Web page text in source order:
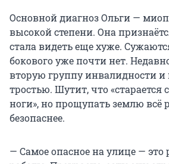
Основной диагноз Ольги —
высокой степени. Она
стала видеть еще хуже.
бокового уже почти нет.
вторую группу инвалидности и
тростью. Шутит, что «старается
ноги», но прощупать землю всё
безопаснее.
— Самое опасное на улице —